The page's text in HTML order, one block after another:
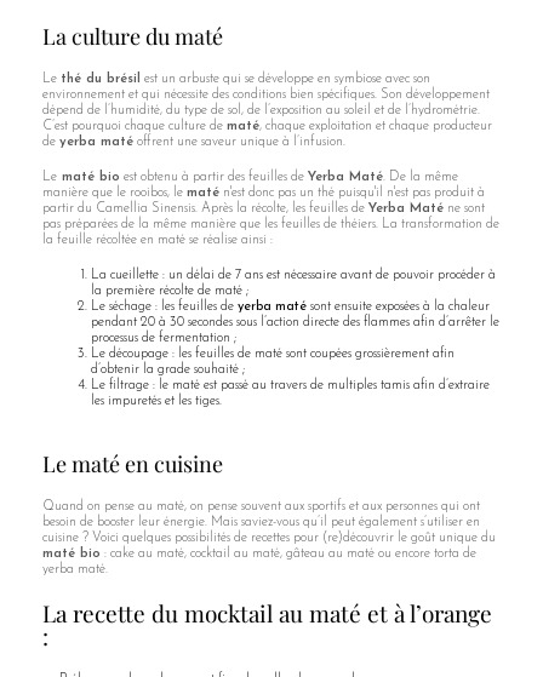
La culture du maté
Le thé du brésil
est un arbuste qui se développe en symbiose avec son
environnement et qui nécessite des conditions bien spécifiques. Son développement
dépend de l’humidité, du type de sol, de l’exposition au soleil et de l’hydrométrie.
C’est pourquoi chaque culture de maté, chaque exploitation et chaque producteur
de yerba maté offrent une saveur unique à l’infusion.
Le maté bio est obtenu à partir des feuilles de Yerba Maté. De la même
manière que le rooibos, le maté n'est donc pas un thé puisqu'il n'est pas produit à
partir du Camellia Sinensis. Après la récolte, les feuilles de Yerba Maté ne sont
pas préparées de la même manière que les feuilles de théiers. La transformation de
la feuille récoltée en maté se réalise ainsi :
La cueillette : un délai de 7 ans est nécessaire avant de pouvoir procéder à
la première récolte de maté ;
Le séchage : les feuilles de yerba maté sont ensuite exposées à la chaleur
pendant 20 à 30 secondes sous l’action directe des flammes afin d’arrêter le
processus de fermentation ;
Le découpage : les feuilles de maté sont coupées grossièrement afin
d’obtenir la grade souhaité ;
Le filtrage : le maté est passé au travers de multiples tamis afin d’extraire
les impuretés et les tiges.
Le maté en cuisine
Quand on pense au maté, on pense souvent aux sportifs et aux personnes qui ont
besoin de booster leur énergie. Mais saviez-vous qu’il peut également s’utiliser en
cuisine ? Voici quelques possibilités de recettes pour (re)découvrir le goût unique du
maté bio : cake au maté, cocktail au maté, gâteau au maté ou encore torta de
yerba maté.
La recette du mocktail au maté et à l’orange
: